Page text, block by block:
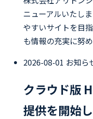
ニューアルいたし
やすいサイトを目
も情報の充実に努め
2026-08-01 お知ら
クラウド版
提供を開始